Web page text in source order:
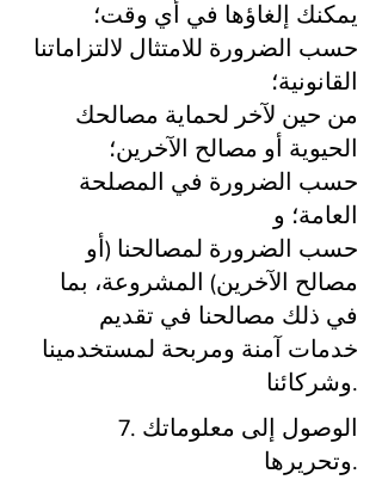
يمكنك إلغاؤها في أي وقت؛
حسب الضرورة للامتثال لالتزاماتنا
القانونية؛
من حين لآخر لحماية مصالحك
الحيوية أو مصالح الآخرين؛
حسب الضرورة في المصلحة
العامة؛ و
حسب الضرورة لمصالحنا (أو
مصالح الآخرين) المشروعة، بما
في ذلك مصالحنا في تقديم
خدمات آمنة ومربحة لمستخدمينا
وشركائنا.
7. الوصول إلى معلوماتك
وتحريرها.